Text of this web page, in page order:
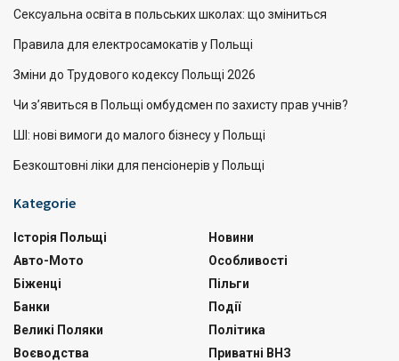
Сексуальна освіта в польських школах: що зміниться
Правила для електросамокатів у Польщі
Зміни до Трудового кодексу Польщі 2026
Чи з’явиться в Польщі омбудсмен по захисту прав учнів?
ШІ: нові вимоги до малого бізнесу у Польщі
Безкоштовні ліки для пенсіонерів у Польщі
Kategorie
Історія Польщі
Авто-Мото
Біженці
Банки
Великі Поляки
Воєводства
Новини
Особливості
Пільги
Події
Політика
Приватні ВНЗ